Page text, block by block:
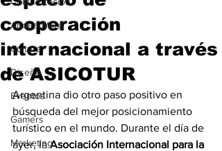
AndeanWire
Cultura
Diseño
Eventos
Gamers
Marketing
cooperación
internacional a través
de ASICOTUR
Argentina dio otro paso positivo en
búsqueda del mejor posicionamiento
turístico en el mundo. Durante el día de
ayer, la Asociación Internacional para la